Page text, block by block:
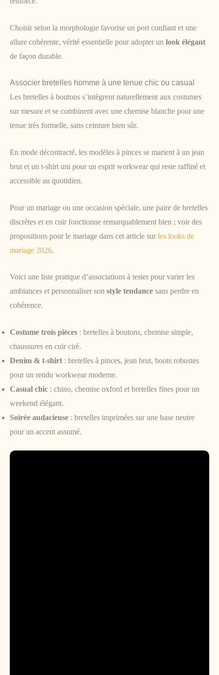
Choisir selon la morphologie favorise un port confiant et une
allure cohérente, vérité essentielle pour adopter un look élégant
de façon durable.
Associer bretelles homme à une tenue chic ou casual
Les bretelles à boutons s’intègrent naturellement aux costumes
sur mesure et se combinent avec une chemise blanche pour une
tenue très formelle, sans ceinture bien sûr.
En mode décontracté, les modèles à pinces se marient à un jean
brut et un t-shirt uni pour un esprit workwear qui reste raffiné et
accessible au quotidien.
Pour un mariage ou une occasion spéciale, une paire de bretelles
discrètes et en cuir fonctionne remarquablement bien ; voir des
propositions pour le mariage dans cet article sur les looks de
mariage 2026.
Voici une liste pratique d’associations à tester pour varier les
ambiances et personnaliser son style tendance sans perdre en
cohérence.
Costume trois pièces : bretelles à boutons, chemise simple,
chaussures en cuir ciré.
Denim & t-shirt : bretelles à pinces, jean brut, boots robustes
pour un rendu workwear moderne.
Casual chic : chino, chemise oxford et bretelles fines pour un
weekend élégant.
Soirée audacieuse : bretelles imprimées sur une base neutre
pour un accent assumé.